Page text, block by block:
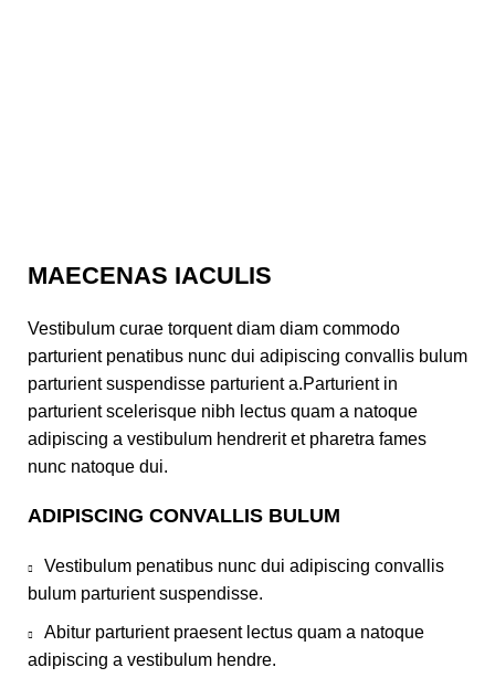
MAECENAS IACULIS
Vestibulum curae torquent diam diam commodo
parturient penatibus nunc dui adipiscing convallis bulum
parturient suspendisse parturient a.Parturient in
parturient scelerisque nibh lectus quam a natoque
adipiscing a vestibulum hendrerit et pharetra fames
nunc natoque dui.
ADIPISCING CONVALLIS BULUM
Vestibulum penatibus nunc dui adipiscing convallis
bulum parturient suspendisse.
Abitur parturient praesent lectus quam a natoque
adipiscing a vestibulum hendre.